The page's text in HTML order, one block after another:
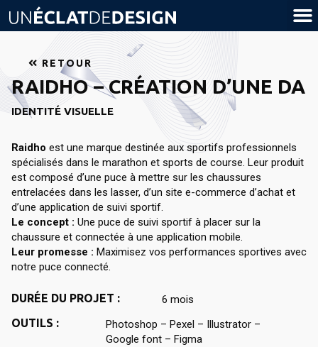
RETOUR
RAIDHO – CRÉATION D’UNE DA
IDENTITÉ VISUELLE
Raidho est une marque destinée aux sportifs professionnels
spécialisés dans le marathon et sports de course. Leur produit
est composé d’une puce à mettre sur les chaussures
entrelacées dans les lasser, d’un site e-commerce d’achat et
d’une application de suivi sportif.
Le concept : Une puce de suivi sportif à placer sur la
chaussure et connectée à une application mobile.
Leur promesse : Maximisez vos performances sportives avec
notre puce connecté.
DURÉE DU PROJET :
6 mois
OUTILS :
Photoshop – Pexel – Illustrator –
Google font – Figma